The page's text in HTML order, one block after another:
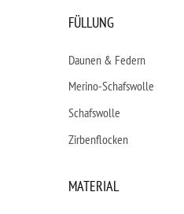
FÜLLUNG
Daunen & Federn
Merino-Schafswolle
Schafswolle
Zirbenflocken
MATERIAL